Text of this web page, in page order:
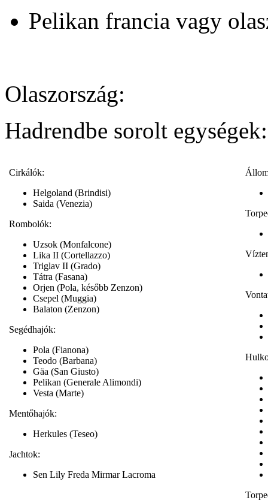
Pelikan francia vagy
Olaszország:
Hadrendbe sorolt egységek:
Cirkálók:
Helgoland (Brindisi)
Saida (Venezia)
Rombolók:
Uzsok (Monfalcone)
Lika II (Cortellazzo)
Triglav II (Grado)
Tátra (Fasana)
Orjen (Pola, később Zenzon)
Csepel (Muggia)
Balaton (Zenzon)
Segédhajók:
Pola (Fianona)
Teodo (Barbana)
Gäa (San Giusto)
Pelikan (Generale Alimondi)
Vesta (Marte)
Mentőhajók:
Herkules (Teseo)
Jachtok:
Sen Lily Freda Mirmar Lacroma